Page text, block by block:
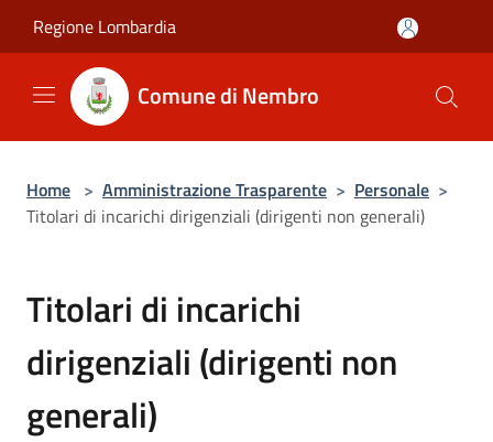
Regione Lombardia
Comune di Nembro
Home > Amministrazione Trasparente > Personale >
Titolari di incarichi dirigenziali (dirigenti non generali)
Titolari di incarichi
dirigenziali (dirigenti non
generali)